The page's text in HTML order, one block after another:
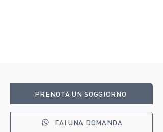
PRENOTA UN SOGGIORNO
FAI UNA DOMANDA